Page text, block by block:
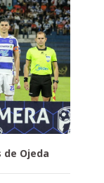
Ojeda